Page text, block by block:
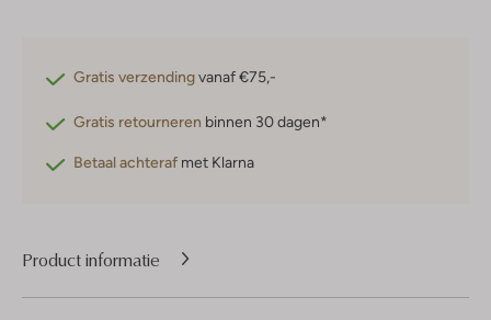
Gratis verzendingvanaf €75,-
Gratis retourneren binnen 30 dagen*
Betaal achteraf met Klarna
Product informatie